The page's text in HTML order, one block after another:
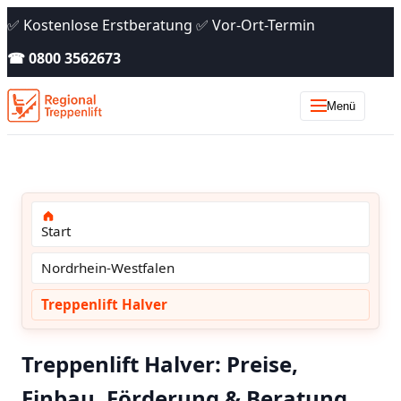
✅ Kostenlose Erstberatung ✅ Vor-Ort-Termin
☎ 0800 3562673
Menü
Start
Nordrhein-Westfalen
Treppenlift Halver
Treppenlift Halver: Preise,